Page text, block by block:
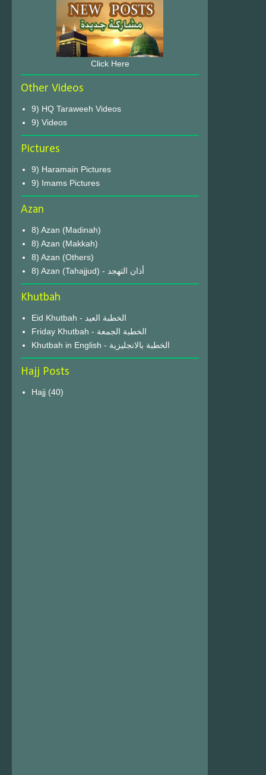
Click Here
Other Videos
9) HQ Taraweeh Videos
9) Videos
Pictures
9) Haramain Pictures
9) Imams Pictures
Azan
8) Azan (Madinah)
8) Azan (Makkah)
8) Azan (Others)
8) Azan (Tahajjud) - أذان التهجد
Khutbah
Eid Khutbah - الخطبة العيد
Friday Khutbah - الخطبة الجمعة
Khutbah in English - الخطبة بالانجليزية
Hajj Posts
Hajj (40)